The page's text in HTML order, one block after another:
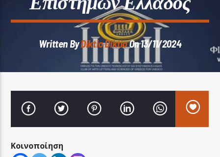
LA FAMIGLIA RADIO
LA FAMIGLIA ΝΗΣΙΩΤΙΚΑ
Written ByDiktio DiktioOn 13/11/2024
Κοινοποίηση